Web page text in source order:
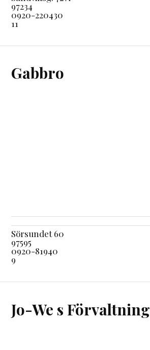
97234
0920-220430
11
Gabbro
Sörsundet 60
97595
0920-81940
9
Jo-We s Förvaltning